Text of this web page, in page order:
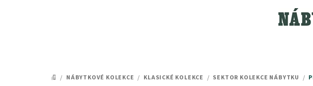
DOMŮ
/ NÁBYTKOVÉ KOLEKCE / KLASICKÉ KOLEKCE / SEKTOR KOLEKCE NÁBYTKU /